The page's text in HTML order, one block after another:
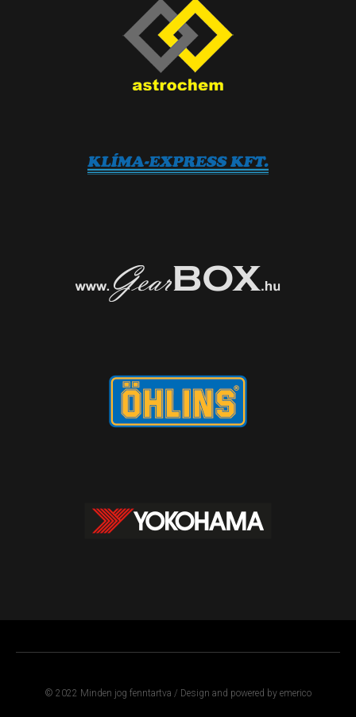
© 2022 Minden jog fenntartva / Design and powered by emerico